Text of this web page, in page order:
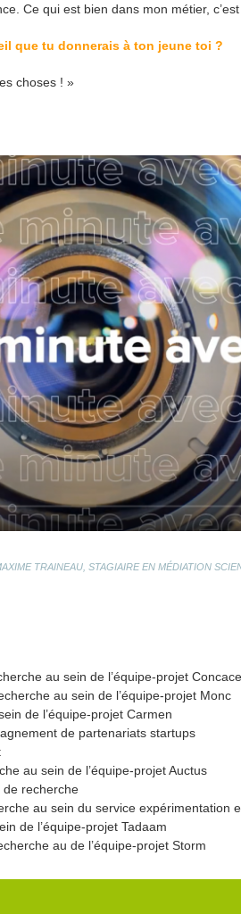
Ce qui est bien dans mon métier,
que tu donnerais à ton jeune toi ?
choses ! »
TRAINEAU, STAGIAIRE EN MÉDIATION
au sein de l’équipe-projet Concace
au sein de l’équipe-projet Monc
de l’équipe-projet Carmen
de partenariats startups
au sein de l’équipe-projet Auctus
de recherche
au sein du service expérimentation
de l’équipe-projet Tadaam
au de l’équipe-projet Storm